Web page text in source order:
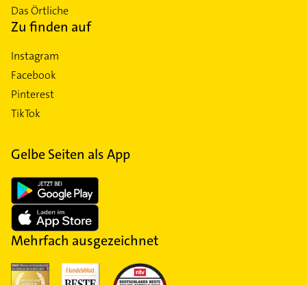
Das Örtliche
Zu finden auf
Instagram
Facebook
Pinterest
TikTok
Gelbe Seiten als App
Mehrfach ausgezeichnet